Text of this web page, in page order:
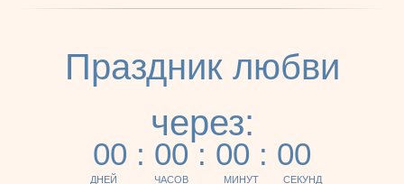
МИНУТ
ЧАСОВ
ДНЕЙ СЕКУНД
00 : 00 : 00 : 00
Праздник любви
через: